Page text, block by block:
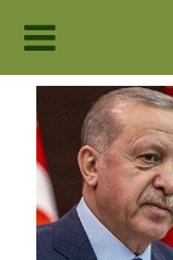
Skip
content